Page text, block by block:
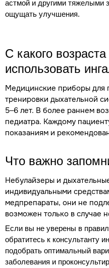
астмой и другими тяжелыми
ощущать улучшения.
С какого
использовать
Медицинские приборы для
тренировки дыхательной
5–6 лет. В более раннем
педиатра. Каждому
показаниям и
Что важно
Небулайзеры и
индивидуальными
медпрепараты, они не
возможен только в случае
Если вы не уверены в
обратитесь к консультанту
подобрать оптимальный
заболевания и